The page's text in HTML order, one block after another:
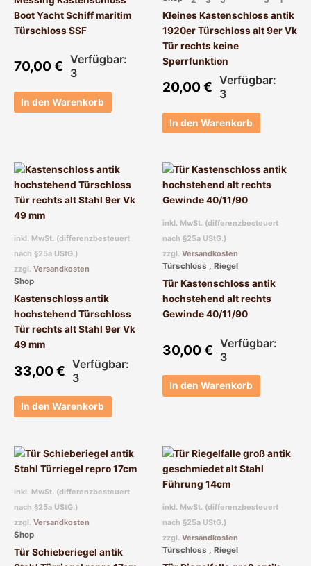
Boot Yacht Schiff maritim
Türschloss SSF
70,00€ Verfügbar:
3
In den Warenkorb
Kleines Kastenschloss antik
1920er Türschloss alt 9er Vk
Tür rechts keine
Sperrfunktion
20,00€ Verfügbar:
3
In den Warenkorb
inkl. MwSt. (differenzbesteuert
nach §25a UStG.)
zzgl. Versandkosten
Shop
Kastenschloss antik
hochstehend Türschloss
Tür rechts alt Stahl 9er Vk
49 mm
33,00€ Verfügbar:
3
In den Warenkorb
inkl. MwSt. (differenzbesteuert
nach §25a UStG.)
zzgl. Versandkosten
Türschloss , Riegel
Tür Kastenschloss antik
hochstehend alt rechts
Gewinde 40/11/90
30,00€ Verfügbar:
3
In den Warenkorb
inkl. MwSt. (differenzbesteuert
nach §25a UStG.)
zzgl. Versandkosten
Shop
Tür Schieberiegel antik
inkl. MwSt. (differenzbesteuert
nach §25a UStG.)
zzgl. Versandkosten
Türschloss , Riegel